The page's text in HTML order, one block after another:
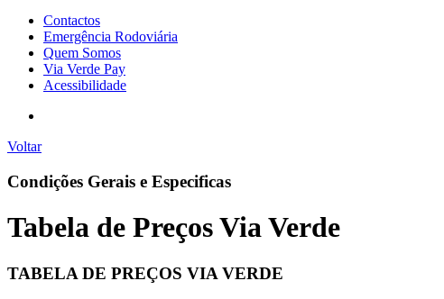
Contactos
Emergência Rodoviária
Quem Somos
Via Verde Pay
Acessibilidade
Voltar
Condições Gerais e Especificas
Tabela de Preços Via Verde
TABELA DE PREÇOS VIA VERDE